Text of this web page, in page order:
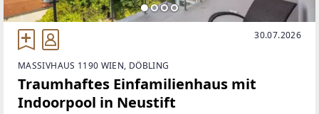
30.07.2026
MASSIVHAUS 1190 WIEN, DÖBLING
Traumhaftes Einfamilienhaus mit
Indoorpool in Neustift